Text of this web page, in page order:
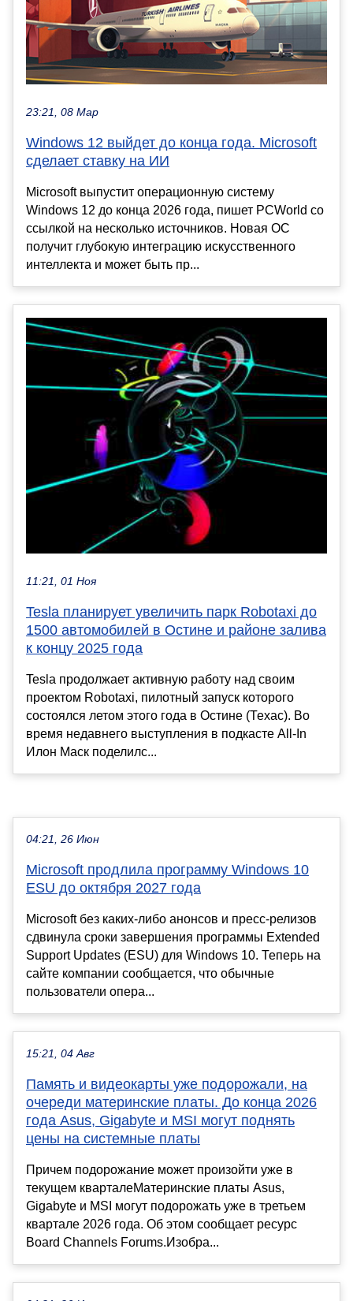
23:21, 08 Мар
Windows 12 выйдет до конца года. Microsoft
сделает ставку на ИИ
Microsoft выпустит операционную систему
Windows 12 до конца 2026 года, пишет PCWorld со
ссылкой на несколько источников. Новая ОС
получит глубокую интеграцию искусственного
интеллекта и может быть пр...
11:21, 01 Ноя
Tesla планирует увеличить парк Robotaxi до
1500 автомобилей в Остине и районе залива
к концу 2025 года
Tesla продолжает активную работу над своим
проектом Robotaxi, пилотный запуск которого
состоялся летом этого года в Остине (Техас). Во
время недавнего выступления в подкасте All-In
Илон Маск поделилс...
04:21, 26 Июн
Microsoft продлила программу Windows 10
ESU до октября 2027 года
Microsoft без каких-либо анонсов и пресс-релизов
сдвинула сроки завершения программы Extended
Support Updates (ESU) для Windows 10. Теперь на
сайте компании сообщается, что обычные
пользователи опера...
15:21, 04 Авг
Память и видеокарты уже подорожали, на
очереди материнские платы. До конца 2026
года Asus, Gigabyte и MSI могут поднять
цены на системные платы
Причем подорожание может произойти уже в
текущем кварталеМатеринские платы Asus,
Gigabyte и MSI могут подорожать уже в третьем
квартале 2026 года. Об этом сообщает ресурс
Board Channels Forums.Изобра...